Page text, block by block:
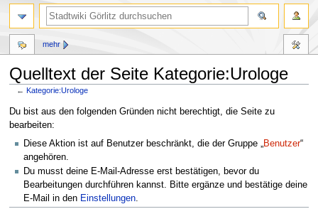
Quelltext der Seite Kategorie:Urologe
← Kategorie:Urologe
Zur
Navigation
springen
Zur
Suche
springen
Du bist aus den folgenden Gründen nicht berechtigt, die Seite zu
bearbeiten:
Diese Aktion ist auf Benutzer beschränkt, die der Gruppe „
Benutzer“
angehören.
Du musst deine E-Mail-Adresse erst bestätigen, bevor du
Bearbeitungen durchführen kannst. Bitte ergänze und bestätige deine
E-Mail in den Einstellungen
mehr